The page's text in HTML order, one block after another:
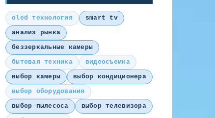
oled технология
smart tv
анализ рынка
беззеркальные камеры
бытовая техника
видеосъемка
выбор камеры
выбор кондиционера
выбор оборудования
выбор пылесоса
выбор телевизора